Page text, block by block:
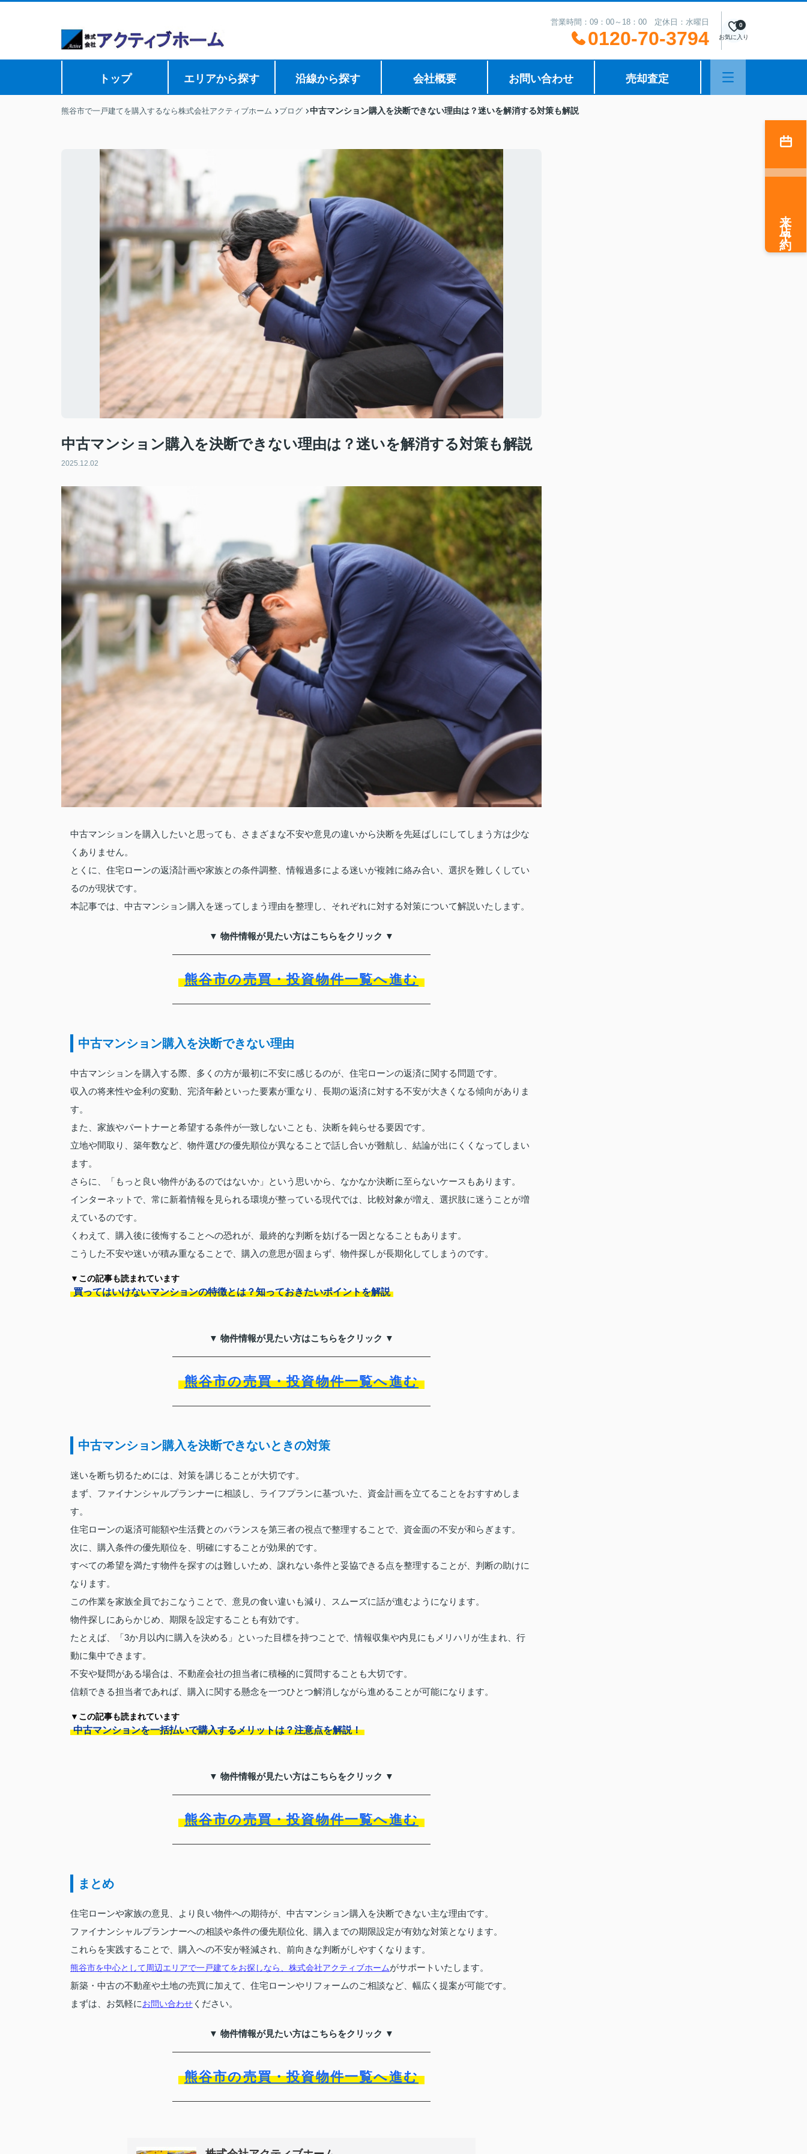
営業時間：09：00～18：00 定休日：水曜日
0120-70-3794 お気に入り
0
トップ エリアから探す 沿線から探す 会社概要 お問い合わせ 売却査定
熊谷市で一戸建てを購入するなら株式会社アクティブホーム ブログ 中古マンション購入を決断できない理由は？迷いを解消する対策も解説
中古マンション購入を決断できない理由は？迷いを解消する対策も解説
2025.12.02
中古マンションを購入したいと思っても、さまざまな不安や意見の違いから決断を先延ばしにしてしまう方は少な
くありません。
とくに、住宅ローンの返済計画や家族との条件調整、情報過多による迷いが複雑に絡み合い、選択を難しくしてい
るのが現状です。
本記事では、中古マンション購入を迷ってしまう理由を整理し、それぞれに対する対策について解説いたします。
▼ 物件情報が見たい方はこちらをクリック ▼
熊谷市の売買・投資物件一覧へ進む
中古マンション購入を決断できない理由
中古マンションを購入する際、多くの方が最初に不安に感じるのが、住宅ローンの返済に関する問題です。
収入の将来性や金利の変動、完済年齢といった要素が重なり、長期の返済に対する不安が大きくなる傾向がありま
す。
また、家族やパートナーと希望する条件が一致しないことも、決断を鈍らせる要因です。
立地や間取り、築年数など、物件選びの優先順位が異なることで話し合いが難航し、結論が出にくくなってしまい
ます。
さらに、「もっと良い物件があるのではないか」という思いから、なかなか決断に至らないケースもあります。
インターネットで、常に新着情報を見られる環境が整っている現代では、比較対象が増え、選択肢に迷うことが増
えているのです。
くわえて、購入後に後悔することへの恐れが、最終的な判断を妨げる一因となることもあります。
こうした不安や迷いが積み重なることで、購入の意思が固まらず、物件探しが長期化してしまうのです。
▼この記事も読まれています
買ってはいけないマンションの特徴とは？知っておきたいポイントを解説
▼ 物件情報が見たい方はこちらをクリック ▼
熊谷市の売買・投資物件一覧へ進む
中古マンション購入を決断できないときの対策
迷いを断ち切るためには、対策を講じることが大切です。
まず、ファイナンシャルプランナーに相談し、ライフプランに基づいた、資金計画を立てることをおすすめしま
す。
住宅ローンの返済可能額や生活費とのバランスを第三者の視点で整理することで、資金面の不安が和らぎます。
次に、購入条件の優先順位を、明確にすることが効果的です。
すべての希望を満たす物件を探すのは難しいため、譲れない条件と妥協できる点を整理することが、判断の助けに
なります。
この作業を家族全員でおこなうことで、意見の食い違いも減り、スムーズに話が進むようになります。
物件探しにあらかじめ、期限を設定することも有効です。
たとえば、「3か月以内に購入を決める」といった目標を持つことで、情報収集や内見にもメリハリが生まれ、行
動に集中できます。
不安や疑問がある場合は、不動産会社の担当者に積極的に質問することも大切です。
信頼できる担当者であれば、購入に関する懸念を一つひとつ解消しながら進めることが可能になります。
▼この記事も読まれています
中古マンションを一括払いで購入するメリットは？注意点を解説！
▼ 物件情報が見たい方はこちらをクリック ▼
熊谷市の売買・投資物件一覧へ進む
まとめ
住宅ローンや家族の意見、より良い物件への期待が、中古マンション購入を決断できない主な理由です。
ファイナンシャルプランナーへの相談や条件の優先順位化、購入までの期限設定が有効な対策となります。
これらを実践することで、購入への不安が軽減され、前向きな判断がしやすくなります。
熊谷市を中心として周辺エリアで一戸建てをお探しなら、株式会社アクティブホームがサポートいたします。
新築・中古の不動産や土地の売買に加えて、住宅ローンやリフォームのご相談など、幅広く提案が可能です。
まずは、お気軽にお問い合わせ ください。
▼ 物件情報が見たい方はこちらをクリック ▼
熊谷市の売買・投資物件一覧へ進む
来店予約